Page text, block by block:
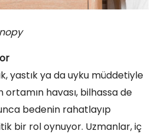
yastık ya da uyku müddetiyle
havası, bilhassa de
bedenin rahatlayıp
bir rol oynuyor. Uzmanlar, iç